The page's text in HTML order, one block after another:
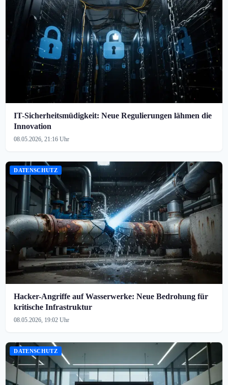
IT-Sicherheitsmüdigkeit: Neue Regulierungen lähmen die
Innovation
08.05.2026, 21:16 Uhr
DATENSCHUTZ
Hacker-Angriffe auf Wasserwerke: Neue Bedrohung für
kritische Infrastruktur
08.05.2026, 19:02 Uhr
DATENSCHUTZ